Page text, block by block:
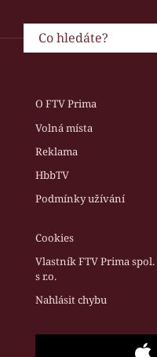
O FTV Prima
Volná místa
Reklama
HbbTV
Podmínky užívání
Cookies
Vlastník FTV Prima spol.
s r.o.
Nahlásit chybu